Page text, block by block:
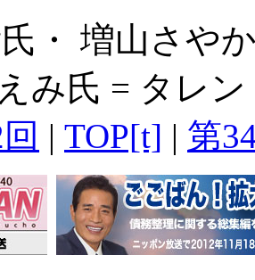
氏・ 増山さや
み氏 = タレ
| TOP[t] | 第